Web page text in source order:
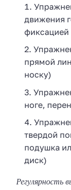
движения
фиксацией
прямой
носку)
ноге,
твердой
подушка
диск)
Регулярность